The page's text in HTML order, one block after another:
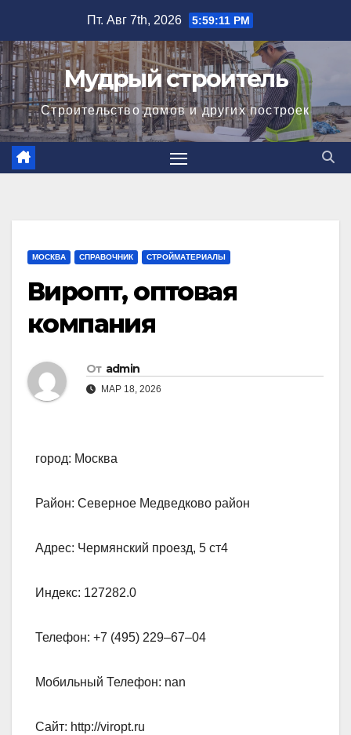
содержимому
Пт. Авг 7th, 2026 5:59:11 PM
Мудрый строитель
Строительство домов и других построек
МОСКВА СПРАВОЧНИК СТРОЙМАТЕРИАЛЫ
Виропт, оптовая
компания
От admin
МАР 18, 2026
город: Москва
Район: Северное Медведково район
Адрес: Чермянский проезд, 5 ст4
Индекс: 127282.0
Телефон: +7 (495) 229‒67‒04
Мобильный Телефон: nan
Сайт: http://viropt.ru